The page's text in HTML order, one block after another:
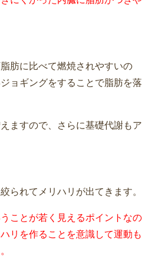
肪に比べて燃焼されやすいの
ョギングをすることで脂肪を落
ますので、さらに基礎代謝もア
られてメリハリが出てきます。
ことが若く見えるポイントなの
リを作ることを意識して運動も